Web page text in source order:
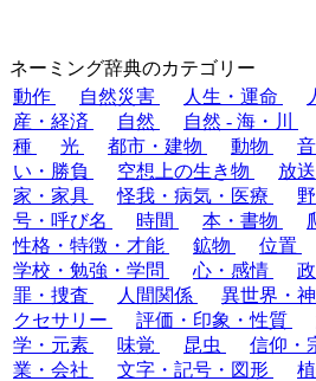
ネーミング辞典のカテゴリー
動作
自然災害 人生・運命
産・経済
自然 自然 - 海・川
種
光 都市・建物 動物
い・勝負
空想上の生き物 放
家・家具
怪我・病気・医療
号・呼び名
時間 本・書物
性格・特徴・才能
鉱物 位置
学校・勉強・学問
心・感情
罪・捜査
人間関係 異世界・
クセサリー
評価・印象・性質
学・元素
味覚 昆虫 信仰・
業・会社
文字・記号・図形